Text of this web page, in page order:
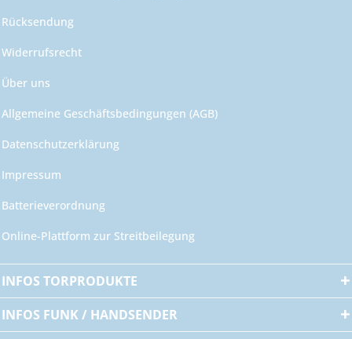
Rücksendung
Widerrufsrecht
Über uns
Allgemeine Geschäftsbedingungen (AGB)
Datenschutzerklärung
Impressum
Batterieverordnung
Online-Plattform zur Streitbeilegung
INFOS TORPRODUKTE
INFOS FUNK / HANDSENDER